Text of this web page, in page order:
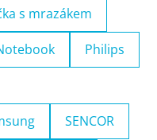
s mrazákem
Philips
SENCOR